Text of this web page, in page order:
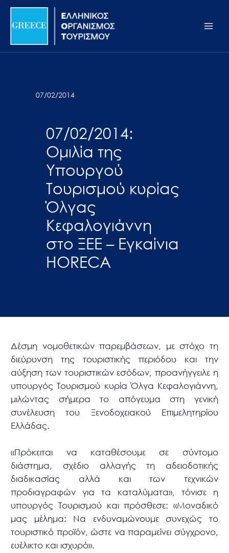
Σημείωση:
ιστότοπος
προσβασιμότητας.
Μετάβαση
περιεχόμενο
07/02/2014
07/02/2014:
Ομιλία της
Υπουργού
Τουρισμού κυρίας
Όλγας
Κεφαλογιάννη
στο ΞΕΕ – Εγκαίνια
HORECA
Δέσμη νομοθετικών παρεμβάσεων, με στόχο τη
διεύρυνση της τουριστικής περιόδου και την
αύξηση των τουριστικών εσόδων, προανήγγειλε η
υπουργός Τουρισμού κυρία Όλγα Κεφαλογιάννη,
μιλώντας σήμερα το απόγευμα στη γενική
συνέλευση του Ξενοδοχειακού Επιμελητηρίου
Ελλάδας.
«Πρόκειται να καταθέσουμε σε σύντομο
διάστημα, σχέδιο αλλαγής τη αδειοδοτικής
διαδικασίας αλλά και των τεχνικών
προδιαγραφών για τα καταλύματα», τόνισε η
υπουργός Τουρισμού και πρόσθεσε: «Μοναδικό
μας μέλημα: Να ενδυναμώνουμε συνεχώς το
τουριστικό προϊόν, ώστε να παραμείνει σύγχρονο,
ευέλικτο και ισχυρό».